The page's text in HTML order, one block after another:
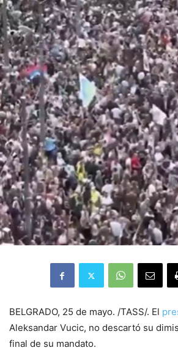
BELGRADO, 25 de mayo. /TASS/. El
Aleksandar Vucic, no descartó su
final de su mandato.